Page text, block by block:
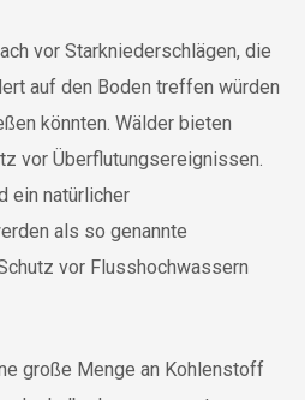
vor Starkniederschlägen, die
auf den Boden treffen würden
könnten. Wälder bieten
vor Überflutungsereignissen.
ein natürlicher
als so genannte
vor Flusshochwassern
große Menge an Kohlenstoff